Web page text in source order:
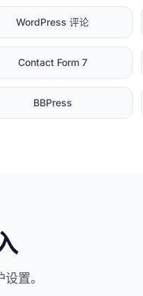
WordPress 评论
Contact Form 7
BBPress
置。